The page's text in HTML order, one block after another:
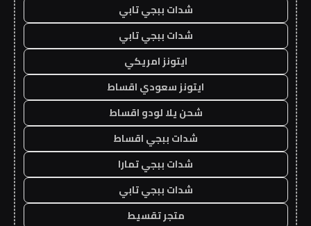
شدات ببجي تابي
شدات ببجي تابي
ايتونز امريكي
ايتونز سعودي اقساط
شحن يلا لودو اقساط
شدات ببجي اقساط
شدات ببجي تمارا
شدات ببجي تابي
متجر تقسيط